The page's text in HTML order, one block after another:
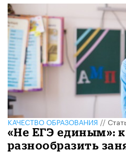
КАЧЕСТВО ОБРАЗОВАНИЯ//
«Не ЕГЭ единым»:
разнообразить